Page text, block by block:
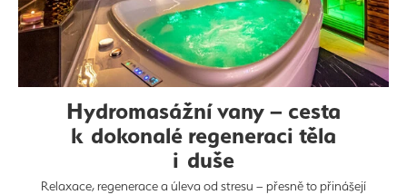
Hydromasážní vany – cesta
k dokonalé regeneraci těla
i duše
Relaxace, regenerace a úleva od stresu – přesně to přinášejí